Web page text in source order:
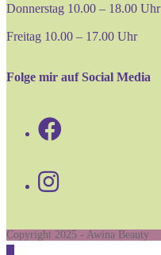
Donnerstag 10.00 – 18.00 Uhr
Freitag 10.00 – 17.00 Uhr
Folge mir auf Social Media
tab
Copyright 2025 - Awina Beauty